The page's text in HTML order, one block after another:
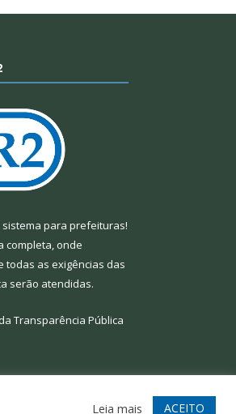
sistema para prefeituras!
completa, onde
todas as exigências das
serão atendidas.
Transparência Pública
Acessar Webmail
Leia mais ACEITO